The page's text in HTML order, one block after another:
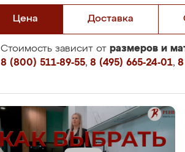
Цена Доставка
Стоимость зависит от размеров и
8 (800) 511-89-55, 8 (495) 665-24-01, 8